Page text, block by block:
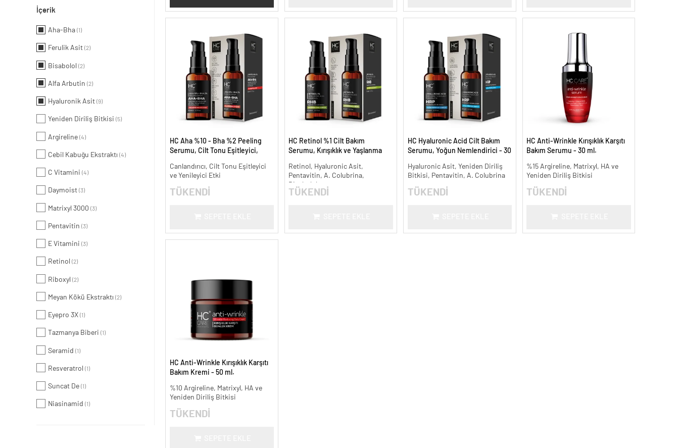
İçerik
Aha-Bha (1)
Ferulik Asit (2)
Bisabolol (2)
Alfa Arbutin (2)
Hyaluronik Asit (9)
Yeniden Diriliş Bitkisi (5)
Argireline (4)
Cebil Kabuğu Ekstraktı (4)
C Vitamini (4)
Daymoist (3)
Matrixyl 3000 (3)
Pentavitin (3)
E Vitamini (3)
Retinol (2)
Riboxyl (2)
Meyan Kökü Ekstraktı (2)
Eyepro 3X (1)
Tazmanya Biberi (1)
Seramid (1)
Resveratrol (1)
Suncat De (1)
Niasinamid (1)
HC Aha %10 - Bha %2 Peeling
Serumu, Cilt Tonu Eşitleyici,
Canlandırıcı, Cilt Tonu Eşitleyici
ve Yenileyici Etki
TÜKENDİ
HC Retinol %1 Cilt Bakım
Serumu, Kırışıklık ve Yaşlanma
Retinol, Hyaluronic Asit,
Pentavitin, A. Colubrina,
Bisabolol
TÜKENDİ
HC Hyaluronic Acid Cilt Bakım
Serumu, Yoğun Nemlendirici - 30
Hyaluronic Asit, Yeniden Diriliş
Bitkisi, Pentavitin, A. Colubrina
TÜKENDİ
HC Anti-Wrinkle Kırışıklık Karşıtı
Bakım Serumu - 30 ml.
%15 Argireline, Matrixyl, HA ve
Yeniden Diriliş Bitkisi
TÜKENDİ
HC Anti-Wrinkle Kırışıklık Karşıtı
Bakım Kremi - 50 ml.
%10 Argireline, Matrixyl, HA ve
Yeniden Diriliş Bitkisi
TÜKENDİ